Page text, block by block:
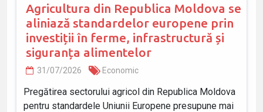
Agricultura din Republica Moldova se
aliniază standardelor europene prin
investiții în ferme, infrastructură și
siguranța alimentelor
31/07/2026 Economic
Pregătirea sectorului agricol din Republica Moldova
pentru standardele Uniunii Europene presupune mai